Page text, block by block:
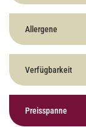
Allergene
Verfügbarkeit
Preisspanne